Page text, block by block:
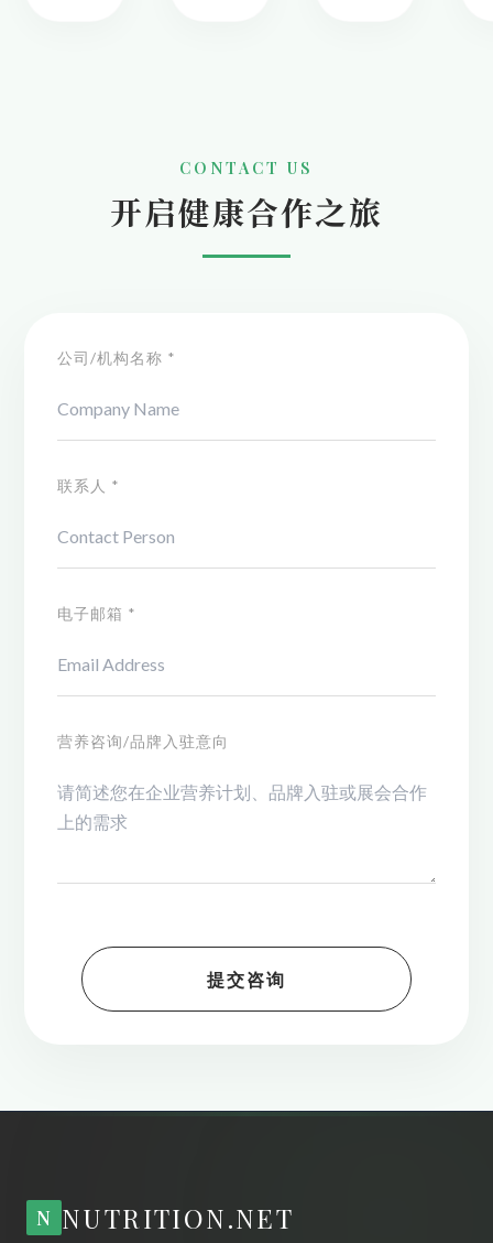
CONTACT US
开启健康合作之旅
公司/机构名称 *
联系人 *
电子邮箱 *
营养咨询/品牌入驻意向
提交咨询
N NUTRITION.NET